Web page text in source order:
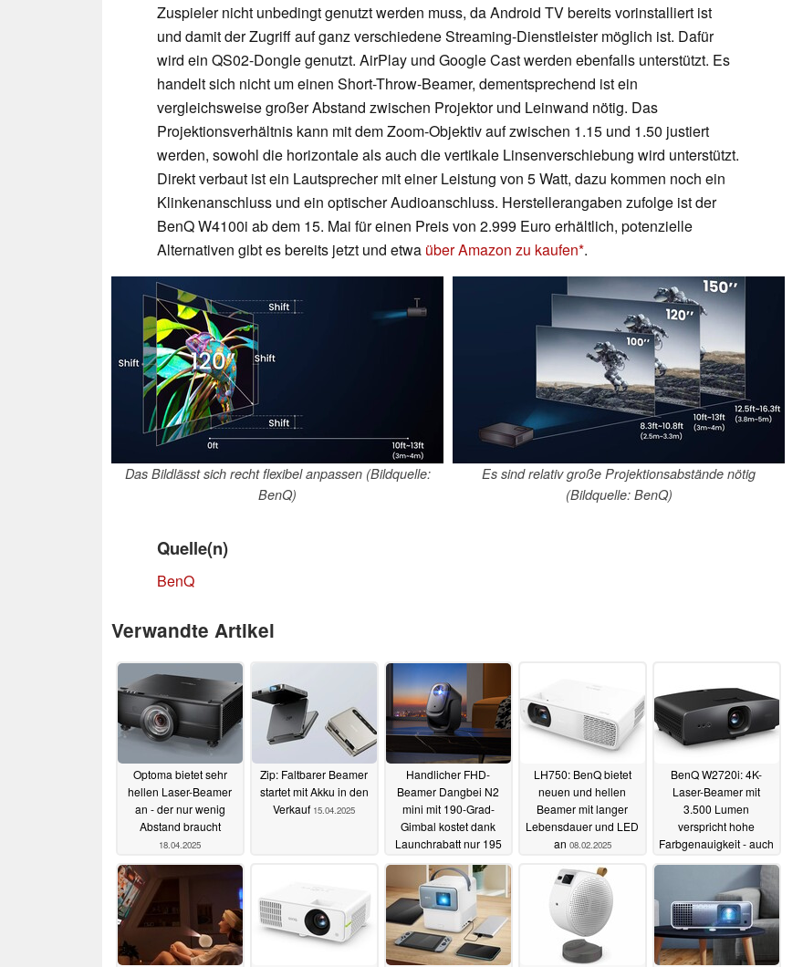
Zuspieler nicht unbedingt genutzt werden muss, da Android TV bereits vorinstalliert ist
und damit der Zugriff auf ganz verschiedene Streaming-Dienstleister möglich ist. Dafür
wird ein QS02-Dongle genutzt. AirPlay und Google Cast werden ebenfalls unterstützt. Es
handelt sich nicht um einen Short-Throw-Beamer, dementsprechend ist ein
vergleichsweise großer Abstand zwischen Projektor und Leinwand nötig. Das
Projektionsverhältnis kann mit dem Zoom-Objektiv auf zwischen 1.15 und 1.50 justiert
werden, sowohl die horizontale als auch die vertikale Linsenverschiebung wird unterstützt.
Direkt verbaut ist ein Lautsprecher mit einer Leistung von 5 Watt, dazu kommen noch ein
Klinkenanschluss und ein optischer Audioanschluss. Herstellerangaben zufolge ist der
BenQ W4100i ab dem 15. Mai für einen Preis von 2.999 Euro erhältlich, potenzielle
Alternativen gibt es bereits jetzt und etwa über Amazon zu kaufen .
Das Bildlässt sich recht flexibel anpassen (Bildquelle:
BenQ)
Es sind relativ große Projektionsabstände nötig
(Bildquelle: BenQ)
Quelle(n)
BenQ
Verwandte Artikel
Optoma bietet sehr
hellen Laser-Beamer
an - der nur wenig
Abstand braucht
18.04.2025
Zip: Faltbarer Beamer
startet mit Akku in den
Verkauf 15.04.2025
Handlicher FHD-
Beamer Dangbei N2
mini mit 190-Grad-
Gimbal kostet dank
Launchrabatt nur 195
15.04.2025
LH750: BenQ bietet
neuen und hellen
Beamer mit langer
Lebensdauer und LED
an 08.02.2025
BenQ W2720i: 4K-
Laser-Beamer mit
3.500 Lumen
verspricht hohe
Farbgenauigkeit - auch
28.10.2024